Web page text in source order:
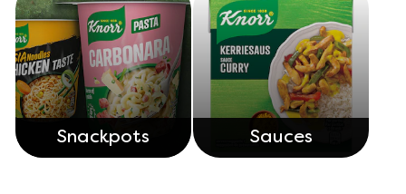
Snackpots Sauces